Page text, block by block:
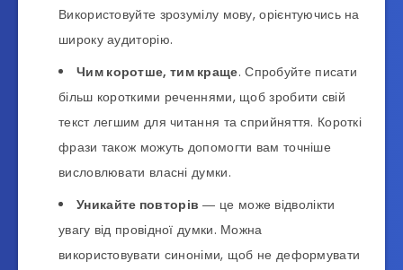
Використовуйте зрозумілу мову, орієнтуючись на
широку аудиторію.
Чим коротше, тим краще. Спробуйте писати
більш короткими реченнями, щоб зробити свій
текст легшим для читання та сприйняття. Короткі
фрази також можуть допомогти вам точніше
висловлювати власні думки.
Уникайте повторів ― це може відволікти
увагу від провідної думки. Можна
використовувати синоніми, щоб не деформувати